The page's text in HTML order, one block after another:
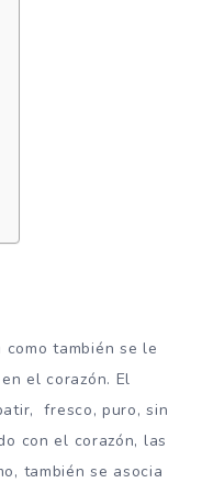
también se le
el corazón. El
fresco, puro, sin
con el corazón, las
también se asocia